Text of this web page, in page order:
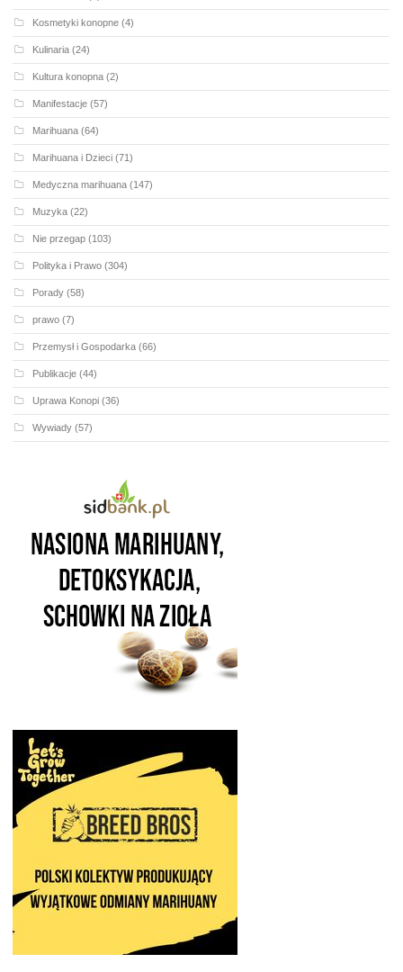
Kosmetyki konopne (4)
Kulinaria (24)
Kultura konopna (2)
Manifestacje (57)
Marihuana (64)
Marihuana i Dzieci (71)
Medyczna marihuana (147)
Muzyka (22)
Nie przegap (103)
Polityka i Prawo (304)
Porady (58)
prawo (7)
Przemysł i Gospodarka (66)
Publikacje (44)
Uprawa Konopi (36)
Wywiady (57)